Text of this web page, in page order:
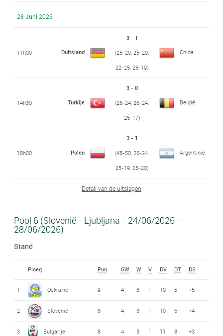
28 Juni 2026
11h00 Duitsland
3 - 1
(25-20, 25-20,
22-25, 25-19)
China
14h30 Turkije
3 - 0
(26-24, 26-24,
25-17)
België
18h00 Polen
3 - 1
(48-50, 26-24,
25-19, 25-20)
Argentinië
Detail van de uitslagen
Pool 6 (Slovenië - Ljubljana - 24/06/2026 -
28/06/2026)
Stand
Ploeg Pun GW W V DV DT DS
1 Oekraïne 9 4 3 1 10 5 +5
2 Slovenië 8 4 3 1 10 6 +4
3 Bulgarije 8 4 3 1 11 8 +3